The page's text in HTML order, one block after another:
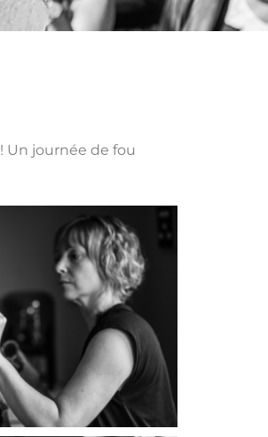
Un journée de fou